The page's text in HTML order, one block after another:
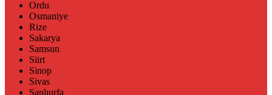
Ordu
Osmaniye
Rize
Sakarya
Samsun
Siirt
Sinop
Sivas
Şanlıurfa